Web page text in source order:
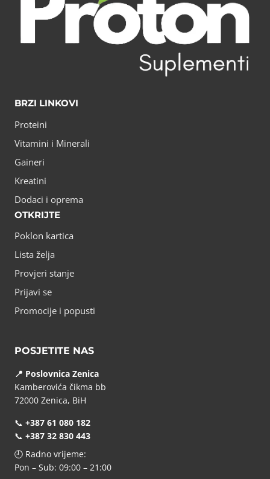
BRZI LINKOVI
Proteini
Vitamini i Minerali
Gaineri
Kreatini
Dodaci i oprema
OTKRIJTE
Poklon kartica
Lista želja
Provjeri stanje
Prijavi se
Promocije i popusti
POSJETITE NAS
📍 Poslovnica Zenica
Kamberovića čikma bb
72000 Zenica, BiH
📞 +387 61 080 182
📞 +387 32 830 443
🕘 Radno vrijeme:
Pon – Sub: 09:00 – 21:00